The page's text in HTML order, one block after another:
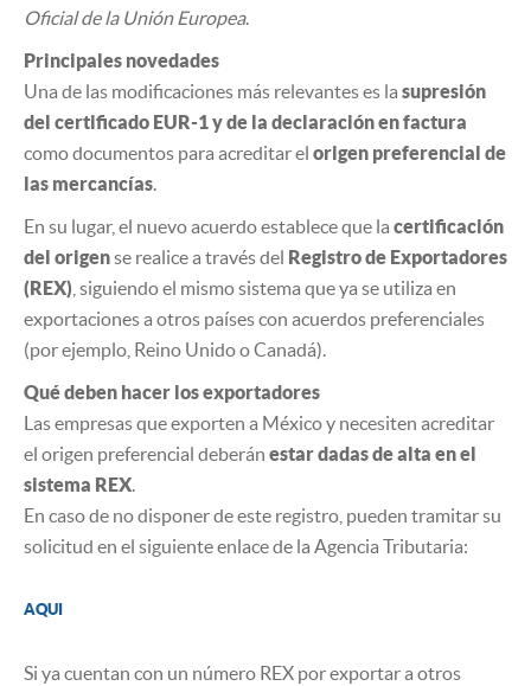
Oficial de la Unión Europea.
Principales novedades
Una de las modificaciones más relevantes es la supresión
del certificado EUR-1 y de la declaración en factura
como documentos para acreditar el origen preferencial de
las mercancías.
En su lugar, el nuevo acuerdo establece que la certificación
del origense realice a través del Registro de Exportadores
(REX) , siguiendo el mismo sistema que ya se utiliza en
exportaciones a otros países con acuerdos preferenciales
(por ejemplo, Reino Unido o Canadá).
Qué deben hacer los exportadores
Las empresas que exporten a México y necesiten acreditar
el origen preferencial deberán estar dadas de alta en el
sistema REX.
En caso de no disponer de este registro, pueden tramitar su
solicitud en el siguiente enlace de la Agencia Tributaria:
AQUI
Si ya cuentan con un número REX por exportar a otros